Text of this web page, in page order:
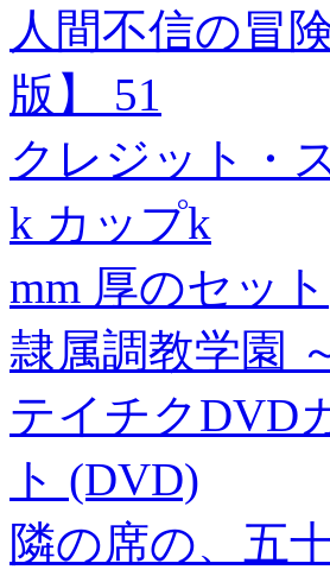
人間不信の冒
版】 51
クレジット・
k カップk
mm 厚のセット
隷属調教学園
テイチクDVD
ト (DVD)
隣の席の、五